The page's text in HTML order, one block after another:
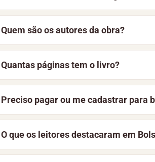
Para baixar Bolsa Família, clique no
por ler o material online, de forma
Quem são os autores da obra?
Bolsa Família é uma obra elaborada
Didáticos .
Quantas páginas tem o livro?
Bolsa Família tem 12 páginas, foi
Nesta página, você encontra a sinopse
Preciso pagar ou me cadastrar para
Não. O livro está disponível
aprimoramos constantemente a
O que os leitores destacaram em
Bolsa Família está recebendo as